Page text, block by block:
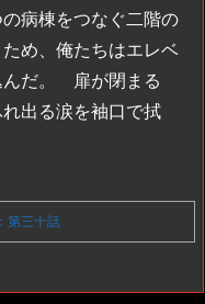
病棟をつなぐ二階の
め、俺たちはエレベ
だ。
扉が閉まる
出る涙を袖口で拭
第三十話